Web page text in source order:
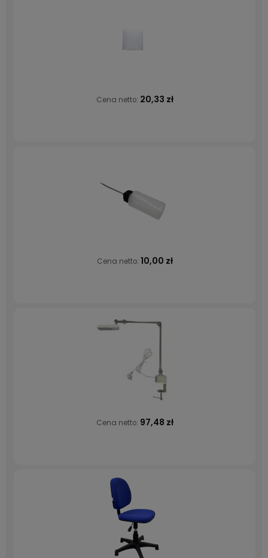
Cena netto: 20,33 zł
Cena netto: 10,00 zł
Cena netto: 97,48 zł